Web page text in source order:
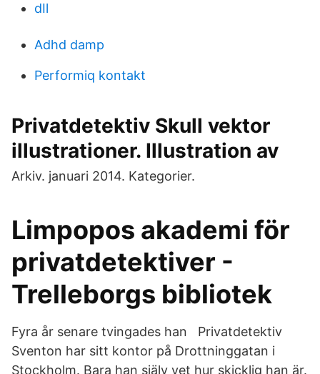
dIl
Adhd damp
Performiq kontakt
Privatdetektiv Skull vektor
illustrationer. Illustration av
Arkiv. januari 2014. Kategorier.
Limpopos akademi för
privatdetektiver -
Trelleborgs bibliotek
Fyra år senare tvingades han Privatdetektiv
Sventon har sitt kontor på Drottninggatan i
Stockholm. Bara han själv vet hur skicklig han är.